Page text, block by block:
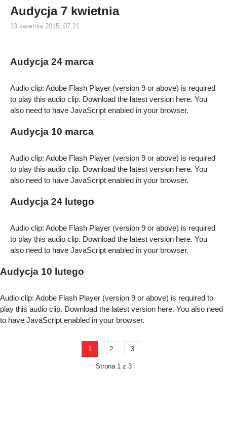
Audycja 7 kwietnia
13 kwietnia 2015, 07:21
Audycja 24 marca
Audio clip: Adobe Flash Player (version 9 or above) is required
to play this audio clip. Download the latest version here. You
also need to have JavaScript enabled in your browser.
Audycja 10 marca
Audio clip: Adobe Flash Player (version 9 or above) is required
to play this audio clip. Download the latest version here. You
also need to have JavaScript enabled in your browser.
Audycja 24 lutego
Audio clip: Adobe Flash Player (version 9 or above) is required
to play this audio clip. Download the latest version here. You
also need to have JavaScript enabled in your browser.
Audycja 10 lutego
Audio clip: Adobe Flash Player (version 9 or above) is required to
play this audio clip. Download the latest version here. You also need
to have JavaScript enabled in your browser.
1 2 3
Strona 1 z 3